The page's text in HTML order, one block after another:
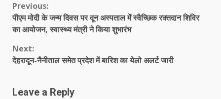
Continue
Reading
Previous:
पीएम मोदी के जन्म दिवस पर दून अस्पताल में स्वैच्छिक रक्तदान शिविर
का आयोजन, स्वास्थ्य मंत्री ने किया शुभारंभ
Next:
देहरादून-नैनीताल समेत प्रदेश में बारिश का येलो अलर्ट जारी
Leave a Reply